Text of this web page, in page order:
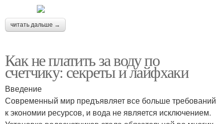
читать дальше →
Как не платить за воду по
счетчику: секреты и лайфхаки
Введение
Современный мир предъявляет все больше требований
к экономии ресурсов, и вода не является исключением.